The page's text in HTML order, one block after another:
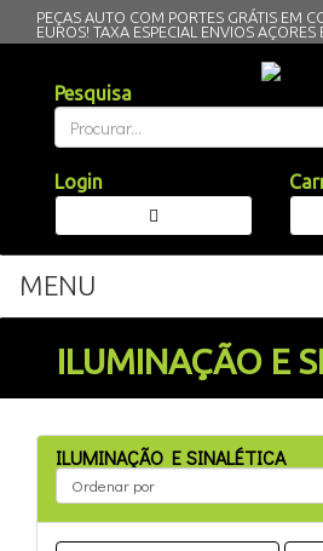
PEÇAS AUTO COM PORTES GRÁTIS EM
EUROS! TAXA ESPECIAL ENVIOS AÇORES
Pesquisa
Login
MENU
ILUMINAÇÃO E
ILUMINAÇÃO E SINALÉTICA